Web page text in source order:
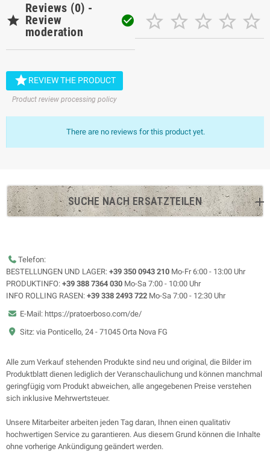

Reviews (0) -
Review
moderation
     
REVIEW THE PRODUCT
Product review processing policy
There are no reviews for this product yet.
SUCHE NACH ERSATZTEILEN
Telefon:
BESTELLUNGEN UND LAGER: +39 350 0943 210 Mo-Fr 6:00 - 13:00 Uhr
PRODUKTINFO: +39 388 7364 030 Mo-Sa 7:00 - 10:00 Uhr
INFO ROLLING RASEN: +39 338 2493 722 Mo-Sa 7:00 - 12:30 Uhr
E-Mail: https://pratoerboso.com/de/
Sitz: via Ponticello, 24 - 71045 Orta Nova FG
Alle zum Verkauf stehenden Produkte sind neu und original, die Bilder im
Produktblatt dienen lediglich der Veranschaulichung und können manchmal
geringfügig vom Produkt abweichen, alle angegebenen Preise verstehen
sich inklusive Mehrwertsteuer.
Unsere Mitarbeiter arbeiten jeden Tag daran, Ihnen einen qualitativ
hochwertigen Service zu garantieren. Aus diesem Grund können die Inhalte
ohne vorherige Ankündigung geändert werden.